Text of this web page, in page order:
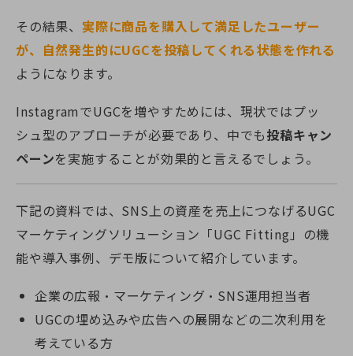
その結果、 実際に商品を購入して満足したユーザー
が、自然発生的にUGCを投稿してくれる状態を作れる
ようになります。
InstagramでUGCを増やすためには、現状ではプッ
シュ型のアプローチが必要であり、中でも投稿キャン
ペーンを実施することが効果的と言えるでしょう。
下記の資料では、SNS上の資産を売上につなげるUGC
マーケティングソリューション「UGC Fitting」の機
能や導入事例、デモ版について紹介しています。
企業の広報・マーケティング・SNS運用担当者
UGCの埋め込みや広告への展開などの二次利用を
考えている方